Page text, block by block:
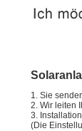
1. Sie
2. Wir leiten
3.
(Die